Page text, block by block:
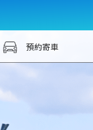
預約寄車